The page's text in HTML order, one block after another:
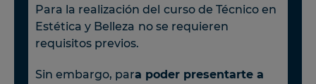
Para la realización del curso de Técnico en
Estética y Belleza no se requieren
requisitos previos.
Sin embargo, para poder presentarte a